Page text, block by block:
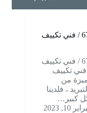
شركة تكييف وتبريد الكويت / 67033718 / فني تكييف
شركة تكييف وتبريد الكويت / 67033718 / فني تكييف
تكييف
من
، فلدينا
كبير…
10, 2023